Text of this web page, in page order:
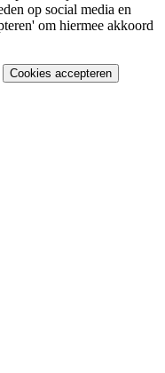
op social media en
om hiermee akkoord
Cookies accepteren